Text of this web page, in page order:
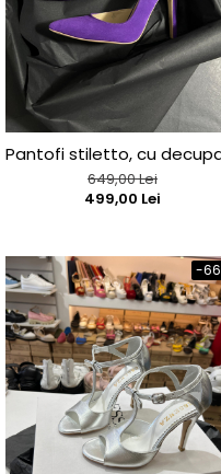
Pantofi stiletto, cu
649,00 Lei
499,00 Lei
-